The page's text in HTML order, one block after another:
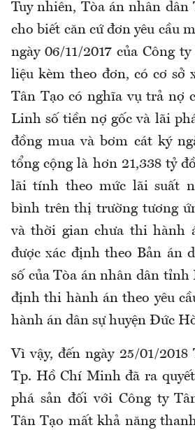
Tuy nhiên, Tòa án nhân
cho biết căn cứ đơn yêu cầu
ngày 06/11/2017 của Công
liệu kèm theo đơn, có cơ sở
Tân Tạo có nghĩa vụ trả nợ
Linh số tiền nợ gốc và lãi
đồng mua và bơm cát ký
tổng cộng là hơn 21,338 tỷ
lãi tính theo mức lãi suất
bình trên thị trường tương
và thời gian chưa thi hành
được xác định theo Bản án
số của Tòa án nhân dân tỉnh
định thi hành án theo yêu
hành án dân sự huyện Đức
Vì vậy, đến ngày 25/01/
Tp. Hồ Chí Minh đã ra
phá sản đối với Công ty
Tân Tạo mất khả năng